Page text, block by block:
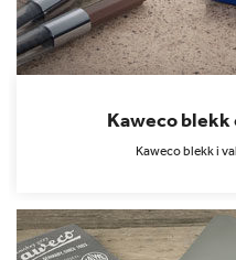
Kaweco
Kaweco blekk i